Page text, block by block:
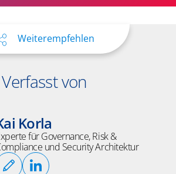
Weiterempfehlen
Verfasst von
Korla
für Governance, Risk &
und Security Architektur